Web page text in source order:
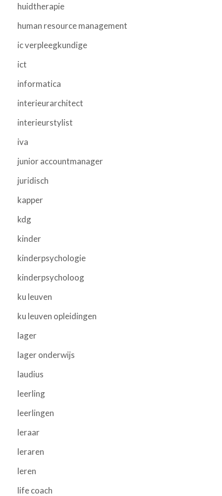
huidtherapie
human resource management
ic verpleegkundige
ict
informatica
interieurarchitect
interieurstylist
iva
junior accountmanager
juridisch
kapper
kdg
kinder
kinderpsychologie
kinderpsycholoog
ku leuven
ku leuven opleidingen
lager
lager onderwijs
laudius
leerling
leerlingen
leraar
leraren
leren
life coach